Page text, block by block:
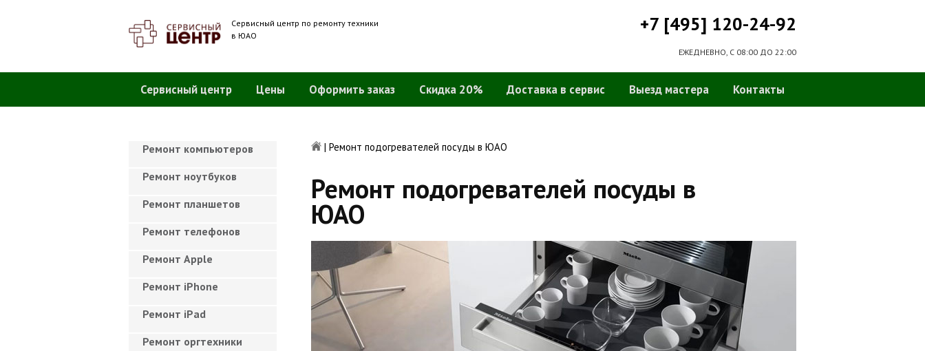
Сервисный центр по ремонту техники
в ЮАО
+7 [495] 120-24-92
ЕЖЕДНЕВНО, С 08:00 ДО 22:00
Сервисный центр Цены Оформить заказ Скидка 20% Доставка в сервис Выезд мастера Контакты
| Ремонт подогревателей посуды в ЮАО
Ремонт подогревателей посуды в
ЮАО
Ремонт компьютеров
Ремонт ноутбуков
Ремонт планшетов
Ремонт телефонов
Ремонт Apple
Ремонт iPhone
Ремонт iPad
Ремонт оргтехники